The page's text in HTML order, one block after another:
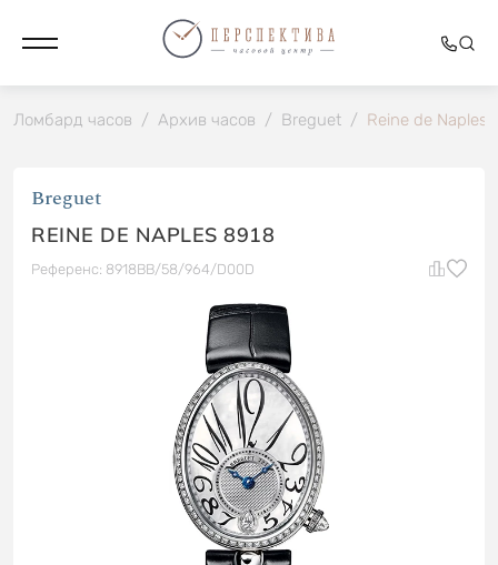
Ломбард часов / Архив часов / Breguet / Reine de Naples
Breguet
REINE DE NAPLES 8918
Референс: 8918BB/58/964/D00D